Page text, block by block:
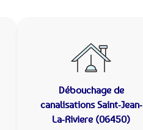
Débouchage de
canalisationsSaint-Jean-
La-Riviere (06450)